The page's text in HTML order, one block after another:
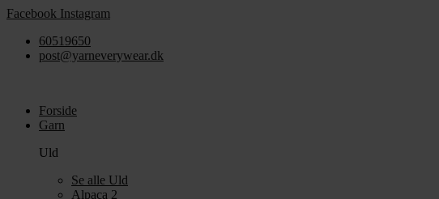
Videre
indhold
Facebook Instagram
60519650
post@yarneverywear.dk
Forside
Garn
Uld
Se alle Uld
Alpaca 2